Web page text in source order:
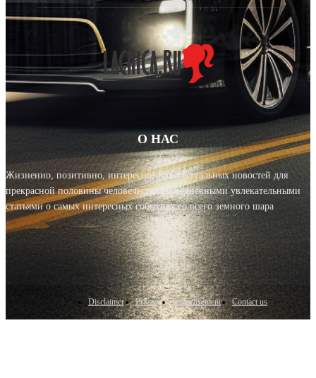
О НАС
Жизненно, позитивно, интересно! Блог актуальных новостей для
прекрасной половины человечества с ежедневными увлекательными
статьями о самых интересных событиях со всего земного шара
Disclaimer Privacy Advertisement Contact us